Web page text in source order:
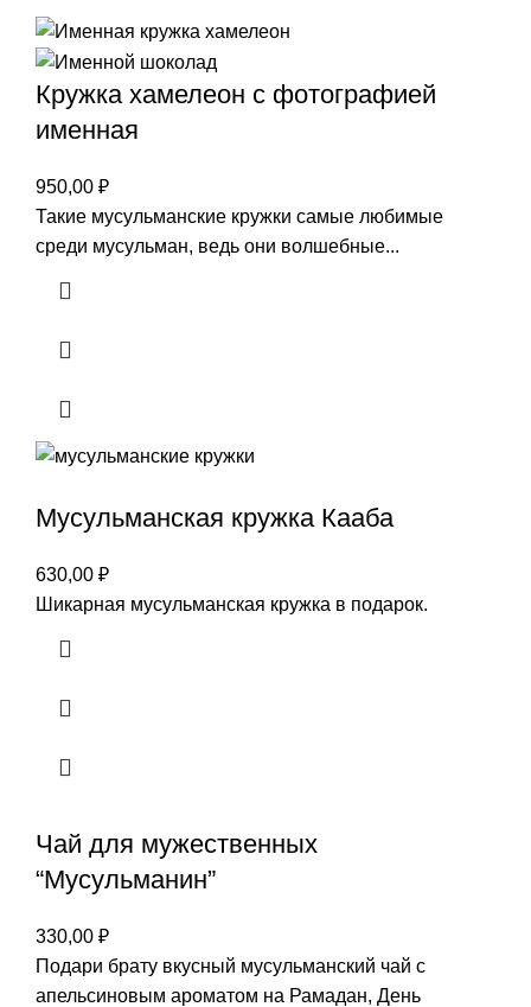
Кружка хамелеон с фотографией
именная
950,00 ₽
Такие мусульманские кружки самые любимые
среди мусульман, ведь они волшебные...
Мусульманская кружка Кааба
630,00 ₽
Шикарная мусульманская кружка в подарок.
Чай для мужественных
“Мусульманин”
330,00 ₽
Подари брату вкусный мусульманский чай с
апельсиновым ароматом на Рамадан, День